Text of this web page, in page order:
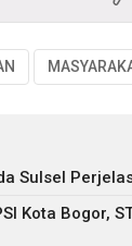
Sulsel
Kota Bogor,